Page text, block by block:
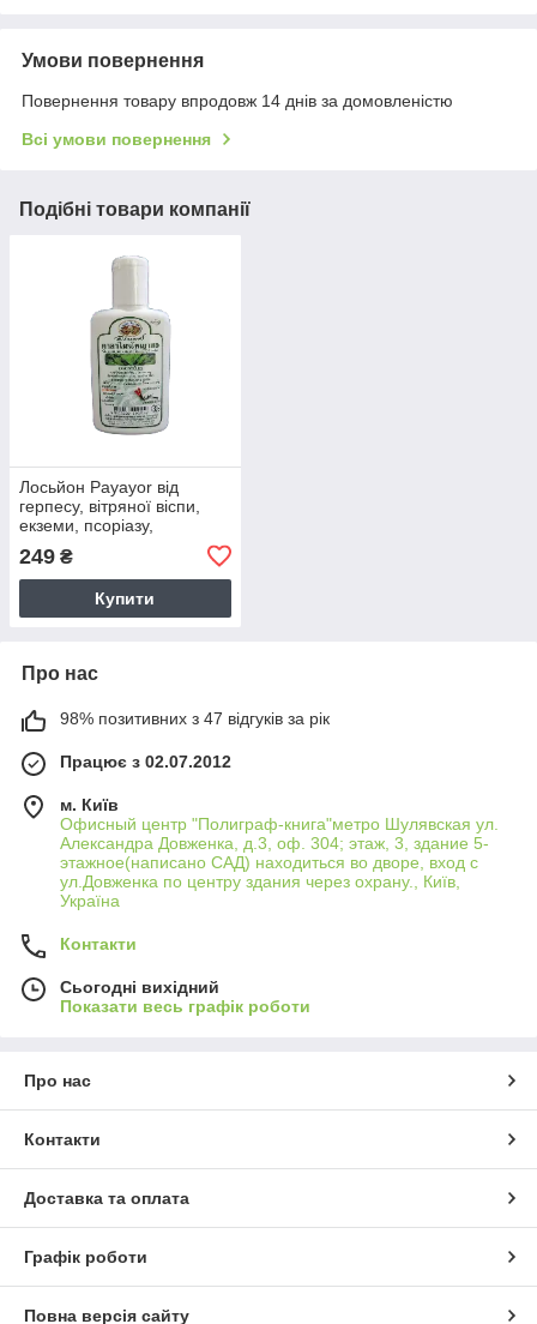
Умови повернення
Повернення товару впродовж 14 днів за домовленістю
Всі умови повернення
Подібні товари компанії
Лосьйон Payayor від
герпесу, вітряної віспи,
екземи, псоріазу,
оперізувального лишаю,
демодекозу, акне
249 ₴
Купити
Про нас
98% позитивних з 47 відгуків за рік
Працює з 02.07.2012
м. Київ
Офисный центр "Полиграф-книга"метро Шулявская ул.
Александра Довженка, д.3, оф. 304; этаж, 3, здание 5-
этажное(написано САД) находиться во дворе, вход с
ул.Довженка по центру здания через охрану., Київ,
Україна
Контакти
Сьогодні вихідний
Показати весь графік роботи
Про нас
Контакти
Доставка та оплата
Графік роботи
Повна версія сайту